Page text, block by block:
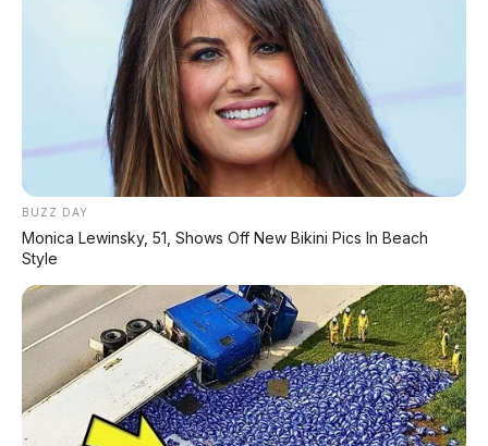
MG 07 Buktikan Handling Setara Supercar dengan
Moose Test 85,6 Km/Jam
Deepal L06: Sedan D-Segment dengan Suspensi
Supercar & Range 1.505 Km
BUZZ DAY
Monica Lewinsky, 51, Shows Off New Bikini Pics In Beach
Style